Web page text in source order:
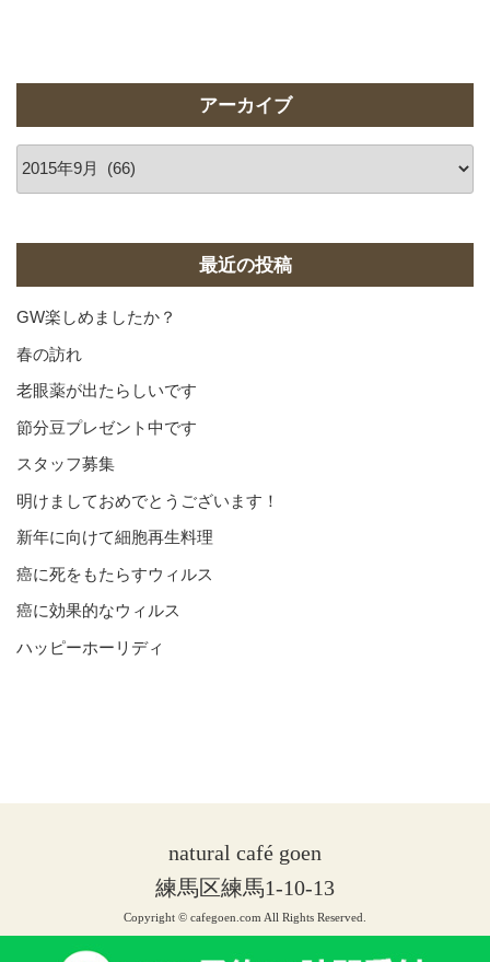
アーカイブ
最近の投稿
GW楽しめましたか？
春の訪れ
老眼薬が出たらしいです
節分豆プレゼント中です
スタッフ募集
明けましておめでとうございます！
新年に向けて細胞再生料理
癌に死をもたらすウィルス
癌に効果的なウィルス
ハッピーホーリディ
natural café goen
練馬区練馬1-10-13
Copyright © cafegoen.com All Rights Reserved.